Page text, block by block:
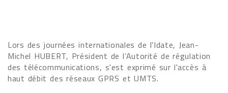
Lors des journées internationales de l'Idate, Jean-
Michel HUBERT, Président de l’Autorité de régulation
des télécommunications, s'est exprimé sur l'accès à
haut débit des réseaux GPRS et UMTS.